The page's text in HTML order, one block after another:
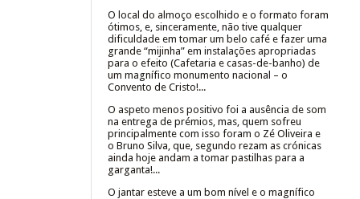
O local do almoço escolhido e o formato foram
ótimos, e, sinceramente, não tive qualquer
dificuldade em tomar um belo café e fazer uma
grande “mijinha” em instalações apropriadas
para o efeito (Cafetaria e casas-de-banho) de
um magnífico monumento nacional – o
Convento de Cristo!...
O aspeto menos positivo foi a ausência de som
na entrega de prémios, mas, quem sofreu
principalmente com isso foram o Zé Oliveira e
o Bruno Silva, que, segundo rezam as crónicas
ainda hoje andam a tomar pastilhas para a
garganta!...
O jantar esteve a um bom nível e o magnífico